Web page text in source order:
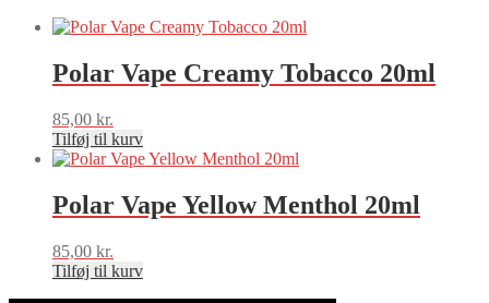
Polar Vape Creamy Tobacco 20ml
85,00 kr.
Tilføj til kurv
Polar Vape Yellow Menthol 20ml
85,00 kr.
Tilføj til kurv